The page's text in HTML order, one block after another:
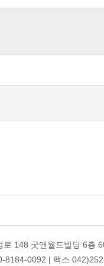
148 굿앤월드빌딩 6층
8184-0092 | 팩스